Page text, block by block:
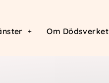
Om Dödsverket